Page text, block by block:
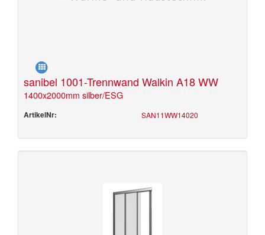
sanibel 1001-Trennwand Walkin A18 WW
1400x2000mm silber/ESG
ArtikelNr: SAN11WW14020